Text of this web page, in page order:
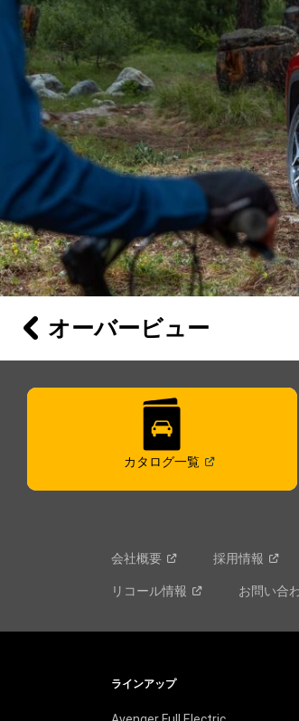
オーバービュー
カタログ一覧( Open in a new
会社概要 採用情報
リコール情報 お問い合
ラインアップ